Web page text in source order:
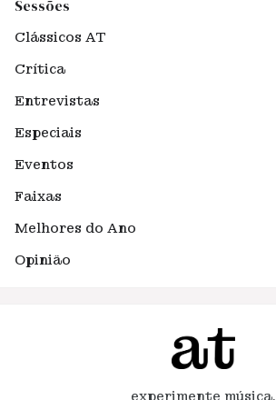
Sessões
Clássicos AT
Crítica
Entrevistas
Especiais
Eventos
Faixas
Melhores do Ano
Opinião
experimente música.